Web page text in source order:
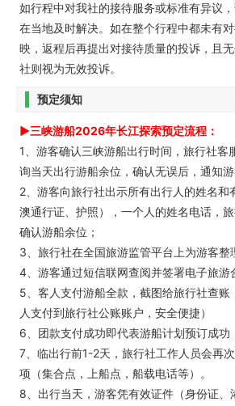
如行程中对我社的接待服务或标准有异议
在当地及时解决。如在整个行程中都未有
映，返程后再提出对接待质量的投诉，且
社则视为无效投诉。
预定须知
►三峡游船2026年长江探索预定流程：
1、游客确认三峡游船出行时间，旅行社客
询当天出行游船余位，确认无误后，通知
2、游客向旅行社出示所有出行人的姓名和
澳通行证、护照），一个人的姓名电话，
确认游船余位；
3、旅行社在全国旅游监管平台上为游客整
4、游客通过短信联网查阅并签署电子旅游
5、客人支付游船全款，截图给旅行社查账
人支付到旅行社公账账户，安全便捷）
6、团款支付成功即代表游船计划预订成功
7、临出行前1-2天，旅行社工作人员会再
项（集合点，上船点，船载电话等）。
8、出行当天，游客凭有效证件（身份证、